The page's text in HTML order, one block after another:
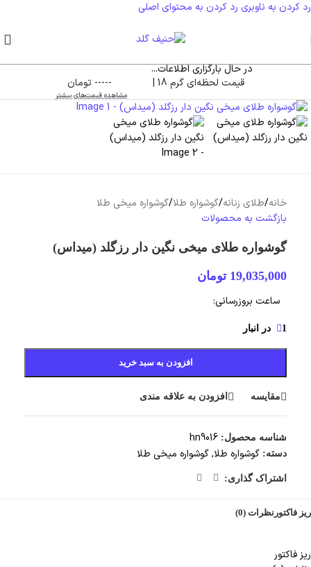
رد کردن به ناوبری رد کردن به محتوای اصلی
در حال بارگزاری اطلاعات...
قیمت لحظه‌ای گرم 18 |
----- تومان
مشاهده قیمت‌های بیشتر
بزرگنمایی تصویر
خانه/طلای زنانه/گوشواره طلا/گوشواره میخی طلا
بازگشت به محصولات
گوشواره طلای میخی نگین دار رزگلد (میداس)
19,035,000 تومان
ساعت بروزرسانی:
1 در انبار
افزودن به سبد خرید
مقایسه افزودن به علاقه مندی
شناسه محصول: hn9016
دسته: گوشواره طلا,گوشواره میخی طلا
اشتراک گذاری:
ریز فاکتور نظرات (0)
ریز فاکتور